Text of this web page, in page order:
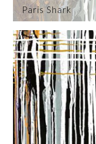
Paris Shark